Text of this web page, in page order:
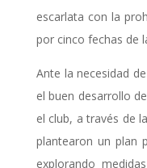
escarlata con la
por cinco fechas de
Ante la necesidad
el buen desarrollo
el club, a través de
plantearon un plan
explorando